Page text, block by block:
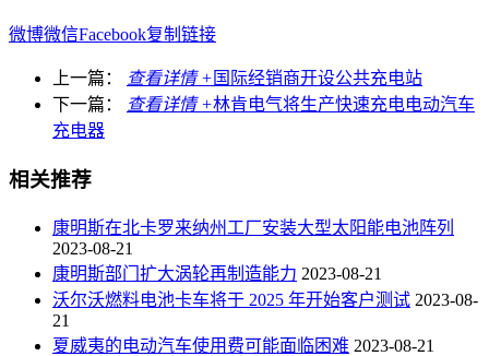
微博微信Facebook复制链接
上一篇： 查看详情 + 国际经销商开设公共充电站
下一篇：
查看详情 +林肯电气将生产快速充电电动汽车
充电器
相关推荐
康明斯在北卡罗来纳州工厂安装大型太阳能电池阵列
2023-08-21
康明斯部门扩大涡轮再制造能力 2023-08-21
沃尔沃燃料电池卡车将于 2025 年开始客户测试 2023-08-
21
夏威夷的电动汽车使用费可能面临困难 2023-08-21